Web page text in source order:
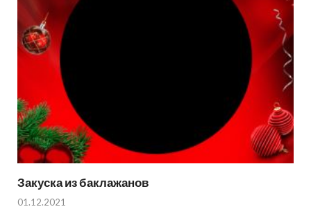
Закуска из баклажанов
01.12.2021